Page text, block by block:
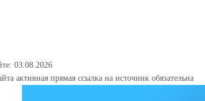
03.08.2026
активная прямая ссылка на источник обязательна